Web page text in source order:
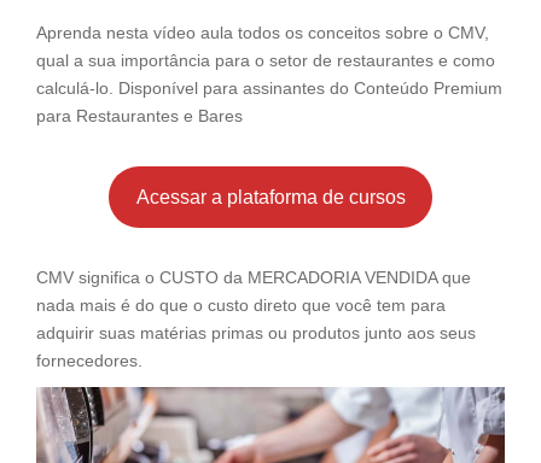
Aprenda nesta vídeo aula todos os conceitos sobre o CMV,
qual a sua importância para o setor de restaurantes e como
calculá-lo. Disponível para assinantes do Conteúdo Premium
para Restaurantes e Bares
Acessar a plataforma de cursos
CMV significa o CUSTO da MERCADORIA VENDIDA que
nada mais é do que o custo direto que você tem para
adquirir suas matérias primas ou produtos junto aos seus
fornecedores.